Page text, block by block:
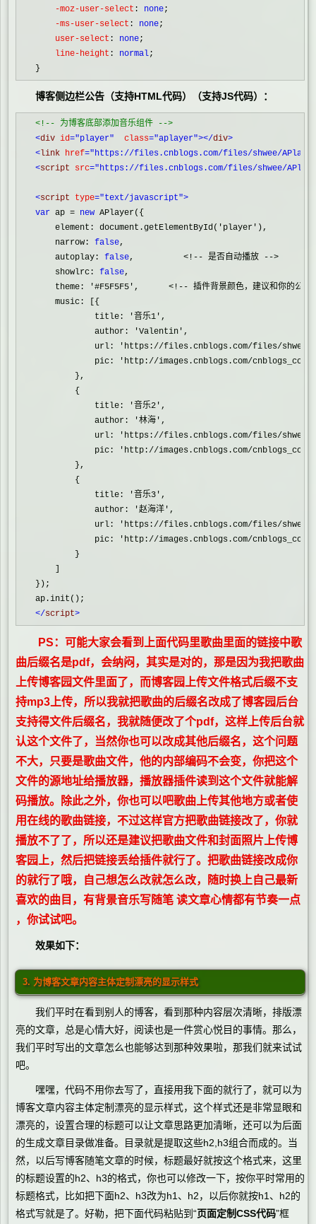
    -moz-user-select
: none;
    -ms-user-select
: none;
    user-select
: none;
    line-height
: normal;
}
博客侧边栏公告（支持HTML代码） （支持JS代码）：
<!-- 为博客底部添加音乐组件
-->
<div id="player"
  class
="aplayer"></div>
<link href="https://files.cnblogs.com/files/shwee/
<script src="https://files.cnblogs.com/files/shwee/
<script type="text/javascript">
var ap = new APlayer({
    element: document.getElementById(
' player ' ),
    narrow:
false,
    autoplay:
false, <!-- 是否自动播放
-->
    showlrc:
false,
    theme:
'#F5F5F5 ' , <!-- 插件背景颜色，建议和你的公
    music: [{
            title:
'音乐1 ' ,
            author:
'Valentin ' ,
            url:
' https://files.cnblogs.com/files/shwee/
            pic:
' http://images.cnblogs.com/cnblogs_com/
        },
        {
            title:
'音乐2 ' ,
            author:
'林海 ' ,
            url:
' https://files.cnblogs.com/files/shwee/
            pic:
' http://images.cnblogs.com/cnblogs_com/
        },
        {
            title:
'音乐3 ' ,
            author:
'赵海洋 ' ,
            url:
' https://files.cnblogs.com/files/shwee/
            pic:
' http://images.cnblogs.com/cnblogs_com/
        }
    ]
});
</script>
PS：可能大家会看到上面代码里歌曲里面的链接中歌
曲后缀名是pdf，会纳闷，其实是对的，那是因为我把歌曲
上传博客园文件里面了，而博客园上传文件格式后缀不支
持mp3上传，所以我就把歌曲的后缀名改成了博客园后台
支持得文件后缀名，我就随便改了个pdf，这样上传后台就
认这个文件了，当然你也可以改成其他后缀名，这个问题
不大，只要是歌曲文件，他的内部编码不会变，你把这个
文件的源地址给播放器，播放器插件读到这个文件就能解
码播放。除此之外，你也可以吧歌曲上传其他地方或者使
用在线的歌曲链接，不过这样官方把歌曲链接改了，你就
播放不了了，所以还是建议把歌曲文件和封面照片上传博
客园上，然后把链接丢给插件就行了。把歌曲链接改成你
的就行了哦，自己想怎么改就怎么改，随时换上自己最新
喜欢的曲目，有背景音乐写随笔 读文章心情都有节奏一点
，你试试吧。
效果如下：
3. 为博客文章内容主体定制漂亮的显示样式
我们平时在看到别人的博客，看到那种内容层次清晰，排版漂
亮的文章，总是心情大好，阅读也是一件赏心悦目的事情。那么，
我们平时写出的文章怎么也能够达到那种效果啦，那我们就来试试
吧。
嘿嘿，代码不用你去写了，直接用我下面的就行了，就可以为
博客文章内容主体定制漂亮的显示样式，这个样式还是非常显眼和
漂亮的，设置合理的标题可以让文章思路更加清晰，还可以为后面
的生成文章目录做准备。目录就是提取这些h2,h3组合而成的。当
然，以后写博客随笔文章的时候，标题最好就按这个格式来，这里
的标题设置的h2、h3的格式，你也可以修改一下，按你平时常用的
标题格式，比如把下面h2、h3改为h1、h2，以后你就按h1、h2的
格式写就是了。好勒，把下面代码粘贴到“页面定制CSS代码”框